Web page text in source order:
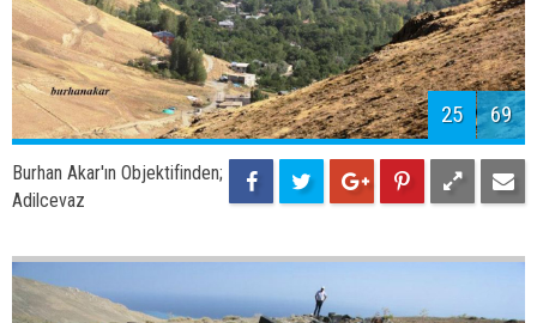
25 69
Burhan Akar'ın Objektifinden;
Adilcevaz